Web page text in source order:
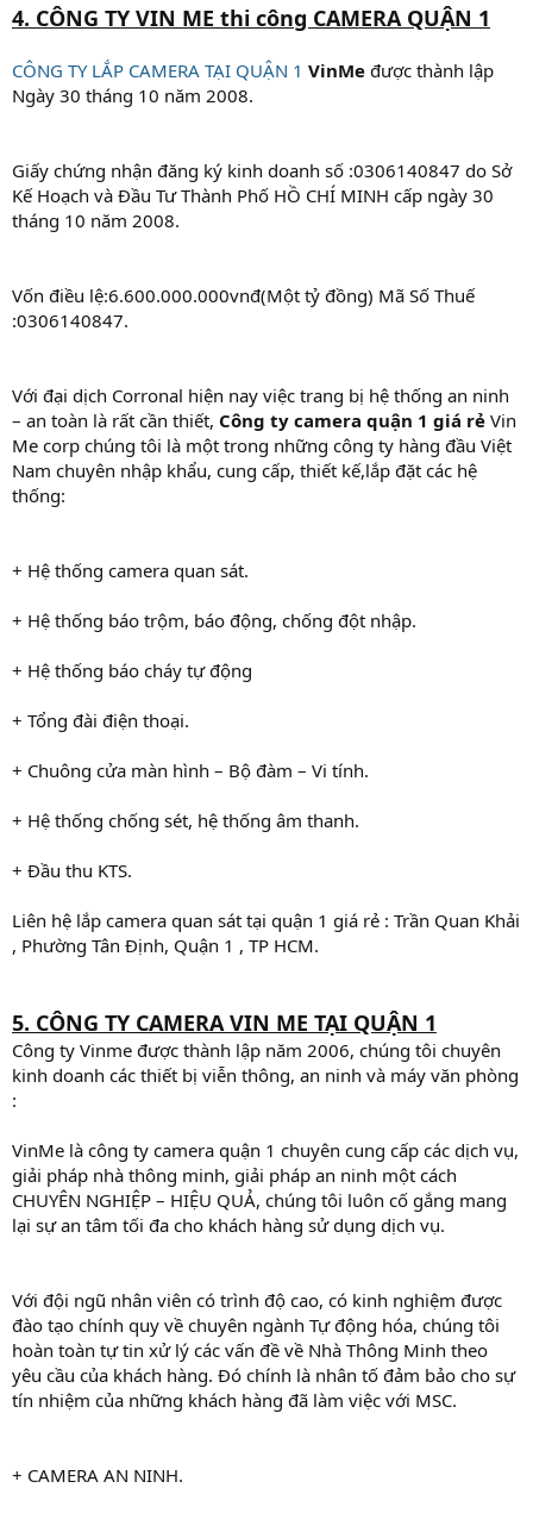
4. CÔNG TY VIN ME thi công CAMERA QUẬN 1
CÔNG TY LẮP CAMERA TẠI QUẬN 1 VinMe được thành lập
Ngày 30 tháng 10 năm 2008.
Giấy chứng nhận đăng ký kinh doanh số :0306140847 do Sở
Kế Hoạch và Đầu Tư Thành Phố HỒ CHÍ MINH cấp ngày 30
tháng 10 năm 2008.
Vốn điều lệ:6.600.000.000vnđ(Một tỷ đồng) Mã Số Thuế
:0306140847.
Với đại dịch Corronal hiện nay việc trang bị hệ thống an ninh
– an toàn là rất cần thiết, Công ty camera quận 1 giá rẻ Vin
Me corp chúng tôi là một trong những công ty hàng đầu Việt
Nam chuyên nhập khẩu, cung cấp, thiết kế,lắp đặt các hệ
thống:
+ Hệ thống camera quan sát.
+ Hệ thống báo trộm, báo động, chống đột nhập.
+ Hệ thống báo cháy tự động
+ Tổng đài điện thoại.
+ Chuông cửa màn hình – Bộ đàm – Vi tính.
+ Hệ thống chống sét, hệ thống âm thanh.
+ Đầu thu KTS.
Liên hệ lắp camera quan sát tại quận 1 giá rẻ : Trần Quan Khải
, Phường Tân Định, Quận 1 , TP HCM.
5. CÔNG TY CAMERA VIN ME TẠI QUẬN 1
Công ty Vinme được thành lập năm 2006, chúng tôi chuyên
kinh doanh các thiết bị viễn thông, an ninh và máy văn phòng
:
VinMe là công ty camera quận 1 chuyên cung cấp các dịch vụ,
giải pháp nhà thông minh, giải pháp an ninh một cách
CHUYÊN NGHIỆP – HIỆU QUẢ, chúng tôi luôn cố gắng mang
lại sự an tâm tối đa cho khách hàng sử dụng dịch vụ.
Với đội ngũ nhân viên có trình độ cao, có kinh nghiệm được
đào tạo chính quy về chuyên ngành Tự động hóa, chúng tôi
hoàn toàn tự tin xử lý các vấn đề về Nhà Thông Minh theo
yêu cầu của khách hàng. Đó chính là nhân tố đảm bảo cho sự
tín nhiệm của những khách hàng đã làm việc với MSC.
+ CAMERA AN NINH.